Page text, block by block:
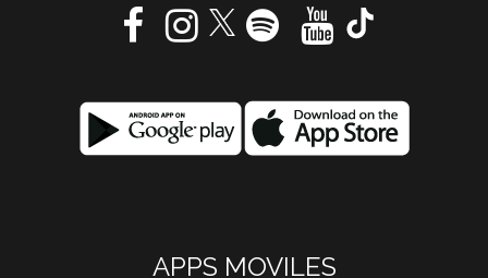
APPS MOVILES